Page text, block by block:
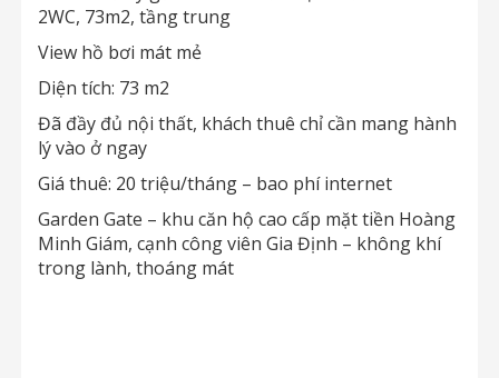
2WC, 73m2, tầng trung
View hồ bơi mát mẻ
Diện tích: 73 m2
Đã đầy đủ nội thất, khách thuê chỉ cần mang hành
lý vào ở ngay
Giá thuê: 20 triệu/tháng – bao phí internet
Garden Gate – khu căn hộ cao cấp mặt tiền Hoàng
Minh Giám, cạnh công viên Gia Định – không khí
trong lành, thoáng mát